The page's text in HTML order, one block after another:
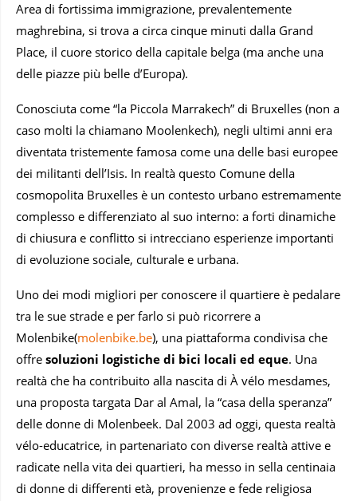
Area di fortissima immigrazione, prevalentemente
maghrebina, si trova a circa cinque minuti dalla Grand
Place, il cuore storico della capitale belga (ma anche una
delle piazze più belle d’Europa).
Conosciuta come “la Piccola Marrakech” di Bruxelles (non a
caso molti la chiamano Moolenkech), negli ultimi anni era
diventata tristemente famosa come una delle basi europee
dei militanti dell’Isis. In realtà questo Comune della
cosmopolita Bruxelles è un contesto urbano estremamente
complesso e differenziato al suo interno: a forti dinamiche
di chiusura e conflitto si intrecciano esperienze importanti
di evoluzione sociale, culturale e urbana.
Uno dei modi migliori per conoscere il quartiere è pedalare
tra le sue strade e per farlo si può ricorrere a
Molenbike(molenbike.be), una piattaforma condivisa che
offre soluzioni logistiche di bici locali ed eque. Una
realtà che ha contribuito alla nascita di À vélo mesdames,
una proposta targata Dar al Amal, la “casa della speranza”
delle donne di Molenbeek. Dal 2003 ad oggi, questa realtà
vélo-educatrice, in partenariato con diverse realtà attive e
radicate nella vita dei quartieri, ha messo in sella centinaia
di donne di differenti età, provenienze e fede religiosa